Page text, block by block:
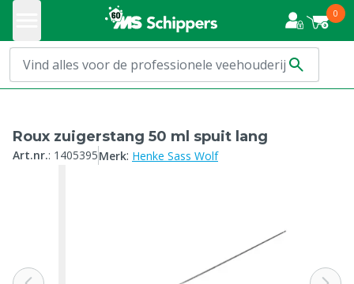
0
Roux zuigerstang 50 ml spuit lang
Art.nr.: 1405395Merk: Henke Sass Wolf